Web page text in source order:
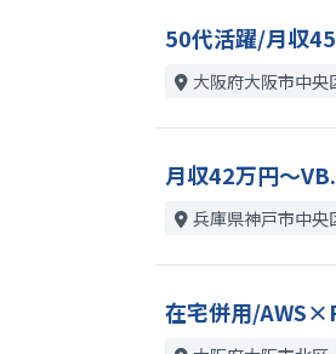
50代活躍/月収
大阪府大阪市中央
月収42万円～
兵庫県神戸市中央
在宅併用/